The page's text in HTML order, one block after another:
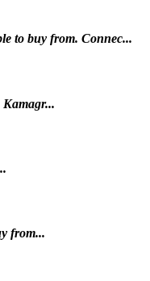
to buy from. Connec...
from...